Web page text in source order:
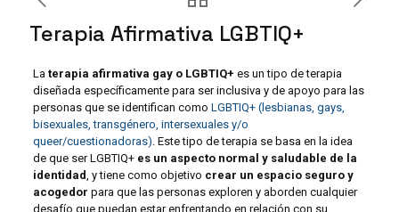
Terapia Afirmativa LGBTIQ+
La terapia afirmativa gay o LGBTIQ+ es un tipo de terapia
diseñada específicamente para ser inclusiva y de apoyo para las
personas que se identifican como LGBTIQ+ (lesbianas, gays,
bisexuales, transgénero, intersexuales y/o
queer/cuestionadoras). Este tipo de terapia se basa en la idea
de que ser LGBTIQ+ es un aspecto normal y saludable de la
identidad, y tiene como objetivo crear un espacio seguro y
acogedor para que las personas exploren y aborden cualquier
desafío que puedan estar enfrentando en relación con su